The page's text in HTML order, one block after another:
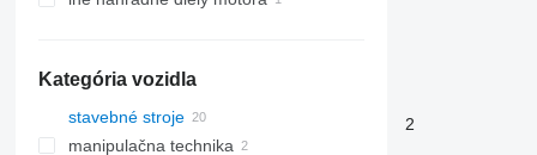
Kategória vozidla
stavebné stroje
rýpadlá
manipulačna technika
2